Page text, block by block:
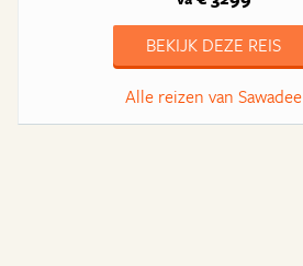
BEKIJK DEZE REIS
Alle reizen van Sawadee